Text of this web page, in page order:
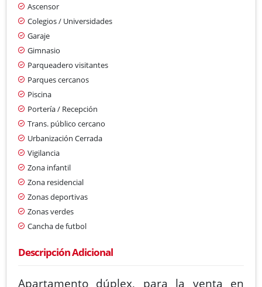
Ascensor
Colegios / Universidades
Garaje
Gimnasio
Parqueadero visitantes
Parques cercanos
Piscina
Portería / Recepción
Trans. público cercano
Urbanización Cerrada
Vigilancia
Zona infantil
Zona residencial
Zonas deportivas
Zonas verdes
Cancha de futbol
Descripción Adicional
Apartamento dúplex, para la venta en